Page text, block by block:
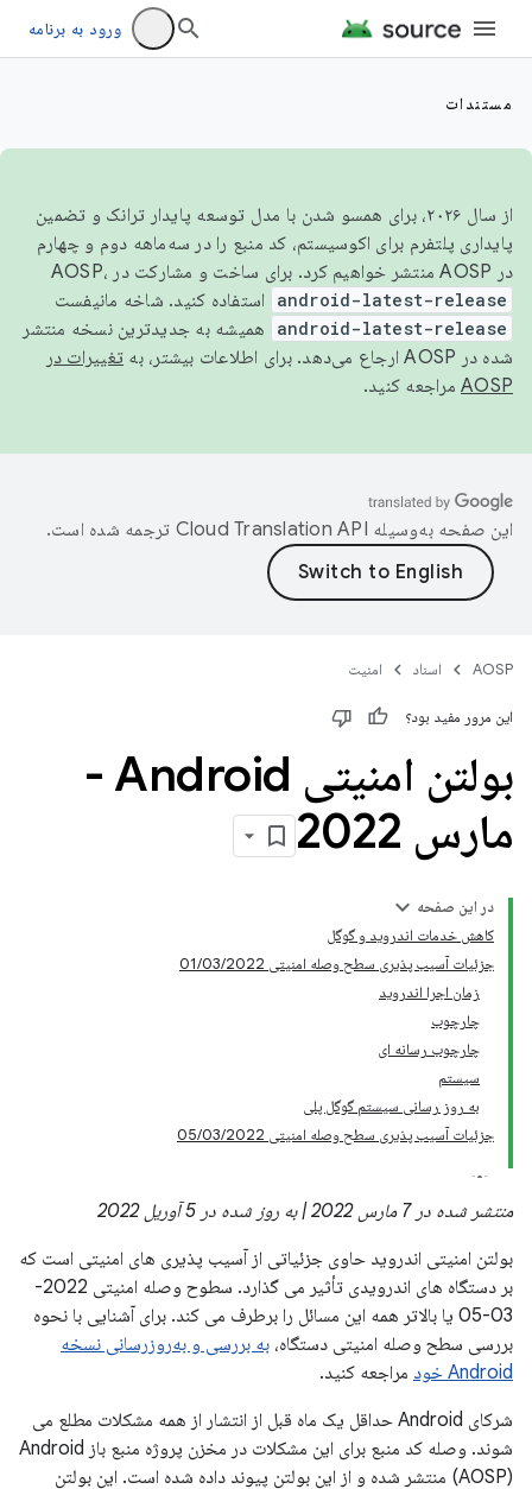
ورود به برنامه
مستندات
از سال ۲۰۲۶، برای همسو شدن با مدل توسعه پایدار ترانک و تضمین
پایداری پلتفرم برای اکوسیستم، کد منبع را در سه‌ماهه دوم و چهارم
در AOSP منتشر خواهیم کرد. برای ساخت و مشارکت در AOSP،
android-latest-release استفاده کنید. شاخه مانیفست
android-latest-release
همیشه به جدیدترین نسخه منتشر
شده در AOSP ارجاع می‌دهد. برای اطلاعات بیشتر، به
تغییرات در
AOSP مراجعه کنید.
این صفحه به‌وسیله ترجمه شده است.
AOSP اسناد امنیت
این مرور مفید بود؟
بولتن امنیتی Android -
مارس 2022
در این صفحه
کاهش خدمات اندروید و گوگل
جزئیات آسیب پذیری سطح وصله امنیتی 01/03/2022
زمان اجرا اندروید
چارچوب
چارچوب رسانه ای
سیستم
به روز رسانی سیستم گوگل پلی
جزئیات آسیب پذیری سطح وصله امنیتی 05/03/2022
منتشر شده در 7 مارس 2022 | به روز شده در 5 آوریل 2022
بولتن امنیتی اندروید حاوی جزئیاتی از آسیب پذیری های امنیتی است که
بر دستگاه های اندرویدی تأثیر می گذارد. سطوح وصله امنیتی 2022-
03-05 یا بالاتر همه این مسائل را برطرف می کند. برای آشنایی با نحوه
بررسی سطح وصله امنیتی دستگاه، به بررسی و به‌روزرسانی نسخه
Android خود
مراجعه کنید.
شرکای Android حداقل یک ماه قبل از انتشار از همه مشکلات مطلع می
شوند. وصله کد منبع برای این مشکلات در مخزن پروژه منبع باز Android
(AOSP) منتشر شده و از این بولتن پیوند داده شده است. این بولتن